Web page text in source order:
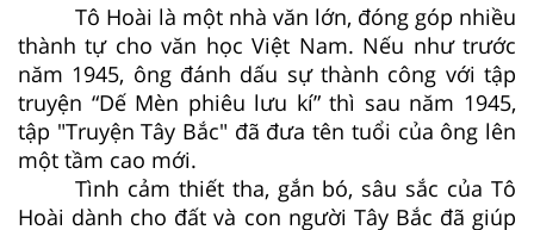
Tô Hoài là một nhà văn lớn, đóng góp nhiều
thành tự cho văn học Việt Nam. Nếu như trước
năm 1945, ông đánh dấu sự thành công với tập
truyện “Dế Mèn phiêu lưu kí” thì sau năm 1945,
tập "Truyện Tây Bắc" đã đưa tên tuổi của ông lên
một tầm cao mới.
Tình cảm thiết tha, gắn bó, sâu sắc của Tô
Hoài dành cho đất và con người Tây Bắc đã giúp